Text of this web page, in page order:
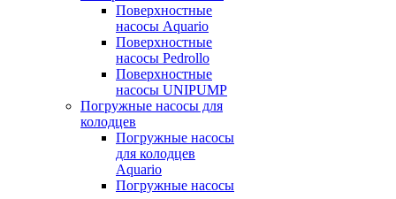
Поверхностные
насосы Aquario
Поверхностные
насосы Pedrollo
Поверхностные
насосы UNIPUMP
Погружные насосы для
колодцев
Погружные насосы
для колодцев
Aquario
Погружные насосы